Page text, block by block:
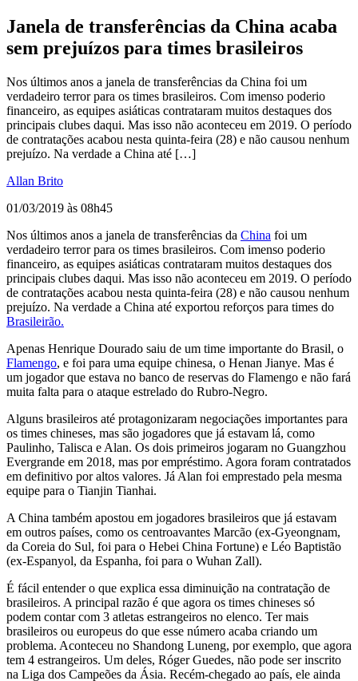
Janela de transferências da China acaba
sem prejuízos para times brasileiros
Nos últimos anos a janela de transferências da China foi um
verdadeiro terror para os times brasileiros. Com imenso poderio
financeiro, as equipes asiáticas contrataram muitos destaques dos
principais clubes daqui. Mas isso não aconteceu em 2019. O período
de contratações acabou nesta quinta-feira (28) e não causou nenhum
prejuízo. Na verdade a China até […]
Allan Brito
01/03/2019 às 08h45
Nos últimos anos a janela de transferências da China foi um
verdadeiro terror para os times brasileiros. Com imenso poderio
financeiro, as equipes asiáticas contrataram muitos destaques dos
principais clubes daqui. Mas isso não aconteceu em 2019. O período
de contratações acabou nesta quinta-feira (28) e não causou nenhum
prejuízo. Na verdade a China até exportou reforços para times do
Brasileirão.
Apenas Henrique Dourado saiu de um time importante do Brasil, o
Flamengo, e foi para uma equipe chinesa, o Henan Jianye. Mas é
um jogador que estava no banco de reservas do Flamengo e não fará
muita falta para o ataque estrelado do Rubro-Negro.
Alguns brasileiros até protagonizaram negociações importantes para
os times chineses, mas são jogadores que já estavam lá, como
Paulinho, Talisca e Alan. Os dois primeiros jogaram no Guangzhou
Evergrande em 2018, mas por empréstimo. Agora foram contratados
em definitivo por altos valores. Já Alan foi emprestado pela mesma
equipe para o Tianjin Tianhai.
A China também apostou em jogadores brasileiros que já estavam
em outros países, como os centroavantes Marcão (ex-Gyeongnam,
da Coreia do Sul, foi para o Hebei China Fortune) e Léo Baptistão
(ex-Espanyol, da Espanha, foi para o Wuhan Zall).
É fácil entender o que explica essa diminuição na contratação de
brasileiros. A principal razão é que agora os times chineses só
podem contar com 3 atletas estrangeiros no elenco. Ter mais
brasileiros ou europeus do que esse número acaba criando um
problema. Aconteceu no Shandong Luneng, por exemplo, que agora
tem 4 estrangeiros. Um deles, Róger Guedes, não pode ser inscrito
na Liga dos Campeões da Ásia. Recém-chegado ao país, ele ainda